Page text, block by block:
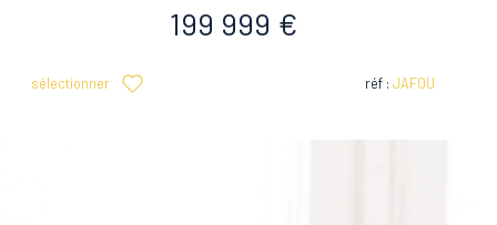
199 999 €
sélectionner réf : JAFOU